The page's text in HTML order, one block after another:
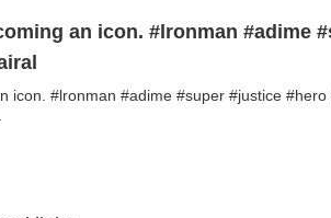
#adime #super
icon. #lronman #adime #super #justice